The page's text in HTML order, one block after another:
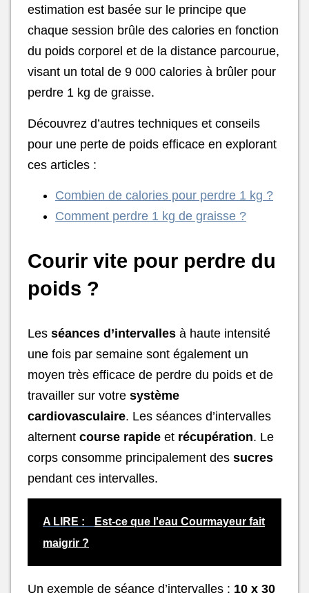
estimation est basée sur le principe que
chaque session brûle des calories en fonction
du poids corporel et de la distance parcourue,
visant un total de 9 000 calories à brûler pour
perdre 1 kg de graisse.
Découvrez d’autres techniques et conseils
pour une perte de poids efficace en explorant
ces articles :
Combien de calories pour perdre 1 kg ?
Comment perdre 1 kg de graisse ?
Courir vite pour perdre du
poids ?
Les séances d’intervalles à haute intensité
une fois par semaine sont également un
moyen très efficace de perdre du poids et de
travailler sur votre système
cardiovasculaire. Les séances d’intervalles
alternent course rapide et récupération. Le
corps consomme principalement des sucres
pendant ces intervalles.
A LIRE :
Est-ce que l'eau Courmayeur fait
maigrir ?
Un exemple de séance d’intervalles : 10 x 30